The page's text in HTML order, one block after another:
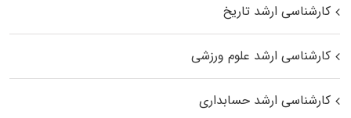
کارشناسی ارشد تاریخ
کارشناسی ارشد علوم ورزشی
کارشناسی ارشد حسابداری